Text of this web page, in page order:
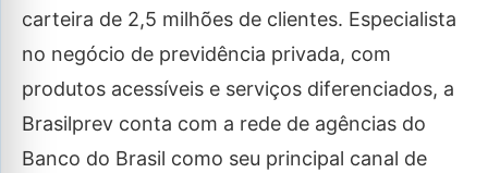
carteira de 2,5 milhões de clientes. Especialista
no negócio de previdência privada, com
produtos acessíveis e serviços diferenciados, a
Brasilprev conta com a rede de agências do
Banco do Brasil como seu principal canal de